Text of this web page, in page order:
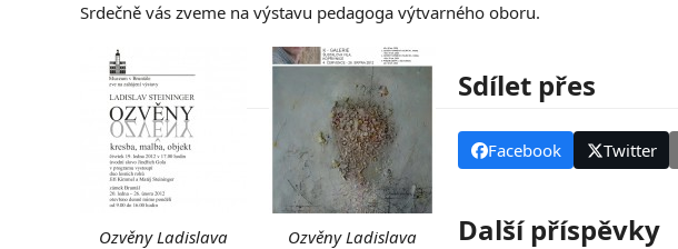
Srdečně vás zveme na výstavu pedagoga výtvarného oboru.
Ozvěny Ladislava
Ozvěny Ladislava
Sdílet přes
Facebook Twitter
Další příspěvky